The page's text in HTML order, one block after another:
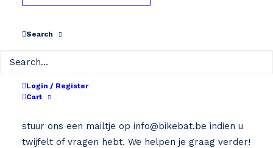
Search
Login / Register
Cart
EGO
stuur ons een mailtje op info@bikebat.be indien u
twijfelt of vragen hebt. We helpen je graag verder!